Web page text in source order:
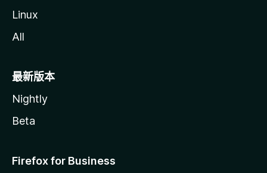
Linux
All
最新版本
Nightly
Beta
Firefox for Business